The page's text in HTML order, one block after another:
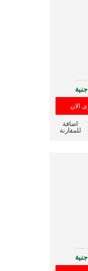
جنية
اضافة
للمقارنة
جنية